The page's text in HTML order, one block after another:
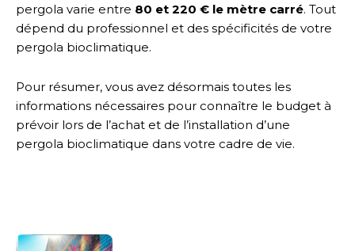
pergola varie entre 80 et 220 € le mètre carré. Tout
dépend du professionnel et des spécificités de votre
pergola bioclimatique.
Pour résumer, vous avez désormais toutes les
informations nécessaires pour connaître le budget à
prévoir lors de l’achat et de l’installation d’une
pergola bioclimatique dans votre cadre de vie.